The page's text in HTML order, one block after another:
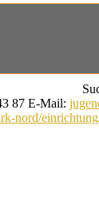
87 E-Mail:
nord/